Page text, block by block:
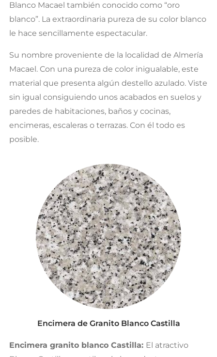
Blanco Macael también conocido como “oro
blanco”. La extraordinaria pureza de su color blanco
le hace sencillamente espectacular.
Su nombre proveniente de la localidad de Almería
Macael. Con una pureza de color inigualable, este
material que presenta algún destello azulado. Viste
sin igual consiguiendo unos acabados en suelos y
paredes de habitaciones, baños y cocinas,
encimeras, escaleras o terrazas. Con él todo es
posible.
Encimera de Granito Blanco Castilla
Encimera granito blanco Castilla: El atractivo